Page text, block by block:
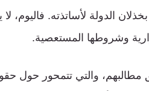
الدولة لأساتذته. فاليوم،
وشروطها المستعصية.
مطالبهم، والتي تتمحور حول